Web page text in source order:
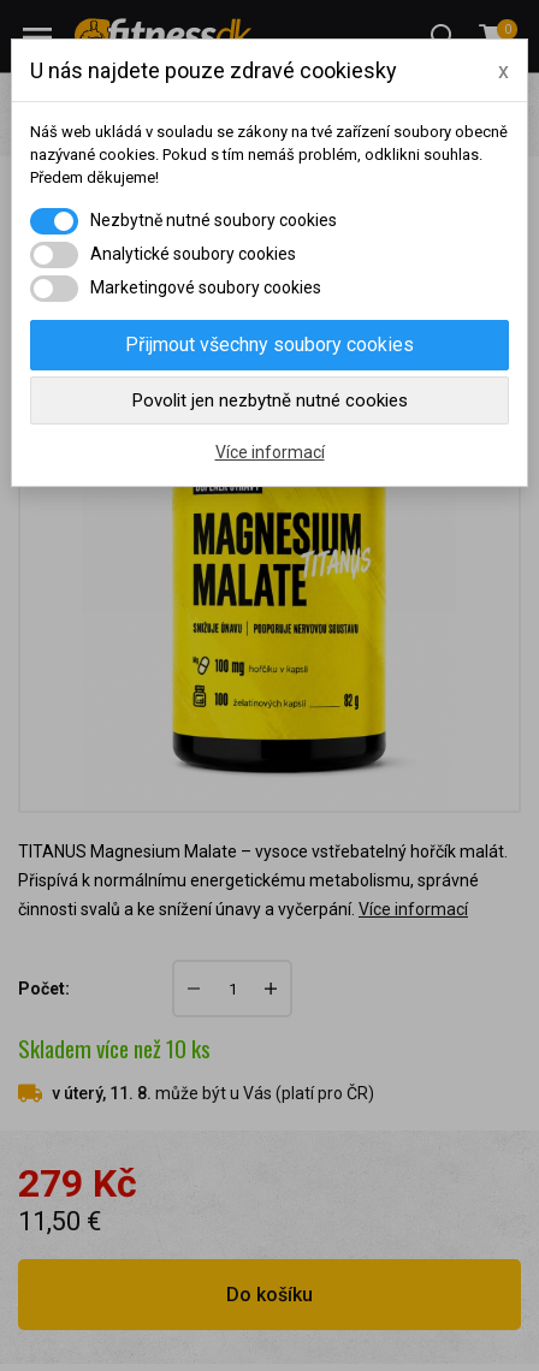
0
Výživa Vitamíny / Antioxidanty Magnesium
TITANUS
Magnesium malate – hořčík 100 kapslí
TITANUS Magnesium malate – hořčík 100 kapslí
Podpoř svou energii a aktivní životní styl s TITANUS
Magnesium Malate
TITANUS Magnesium Malate – vysoce vstřebatelný hořčík malát.
Přispívá k normálnímu energetickému metabolismu, správné
činnosti svalů a ke snížení únavy a vyčerpání. Více informací
Počet:
Sklademvíce než 10 ks
v úterý, 11. 8. může být u Vás (platí pro ČR)
279 Kč
11,50 €
Do košíku
dosaženého obratu za
sledované období, byl váš
účet přeřazen do jiné
skupiny:
U nás najdete pouze zdravé cookiesky x
Náš web ukládá v souladu se zákony na tvé zařízení soubory obecně
nazývané cookies. Pokud s tím nemáš problém, odklikni souhlas.
Předem děkujeme!
Nezbytně nutné soubory cookies
Analytické soubory cookies
Marketingové soubory cookies
Přijmout všechny soubory cookies
Povolit jen nezbytně nutné cookies
Více informací